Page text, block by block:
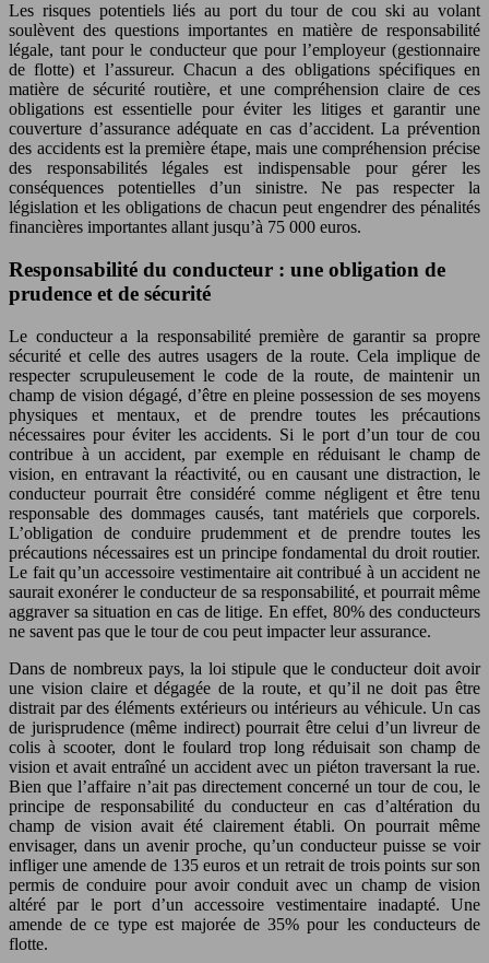
Les risques potentiels liés au port du tour de cou ski au volant
soulèvent des questions importantes en matière de responsabilité
légale, tant pour le conducteur que pour l’employeur (gestionnaire
de flotte) et l’assureur. Chacun a des obligations spécifiques en
matière de sécurité routière, et une compréhension claire de ces
obligations est essentielle pour éviter les litiges et garantir une
couverture d’assurance adéquate en cas d’accident. La prévention
des accidents est la première étape, mais une compréhension précise
des responsabilités légales est indispensable pour gérer les
conséquences potentielles d’un sinistre. Ne pas respecter la
législation et les obligations de chacun peut engendrer des pénalités
financières importantes allant jusqu’à 75 000 euros.
Responsabilité du conducteur : une obligation de
prudence et de sécurité
Le conducteur a la responsabilité première de garantir sa propre
sécurité et celle des autres usagers de la route. Cela implique de
respecter scrupuleusement le code de la route, de maintenir un
champ de vision dégagé, d’être en pleine possession de ses moyens
physiques et mentaux, et de prendre toutes les précautions
nécessaires pour éviter les accidents. Si le port d’un tour de cou
contribue à un accident, par exemple en réduisant le champ de
vision, en entravant la réactivité, ou en causant une distraction, le
conducteur pourrait être considéré comme négligent et être tenu
responsable des dommages causés, tant matériels que corporels.
L’obligation de conduire prudemment et de prendre toutes les
précautions nécessaires est un principe fondamental du droit routier.
Le fait qu’un accessoire vestimentaire ait contribué à un accident ne
saurait exonérer le conducteur de sa responsabilité, et pourrait même
aggraver sa situation en cas de litige. En effet, 80% des conducteurs
ne savent pas que le tour de cou peut impacter leur assurance.
Dans de nombreux pays, la loi stipule que le conducteur doit avoir
une vision claire et dégagée de la route, et qu’il ne doit pas être
distrait par des éléments extérieurs ou intérieurs au véhicule. Un cas
de jurisprudence (même indirect) pourrait être celui d’un livreur de
colis à scooter, dont le foulard trop long réduisait son champ de
vision et avait entraîné un accident avec un piéton traversant la rue.
Bien que l’affaire n’ait pas directement concerné un tour de cou, le
principe de responsabilité du conducteur en cas d’altération du
champ de vision avait été clairement établi. On pourrait même
envisager, dans un avenir proche, qu’un conducteur puisse se voir
infliger une amende de 135 euros et un retrait de trois points sur son
permis de conduire pour avoir conduit avec un champ de vision
altéré par le port d’un accessoire vestimentaire inadapté. Une
amende de ce type est majorée de 35% pour les conducteurs de
flotte.